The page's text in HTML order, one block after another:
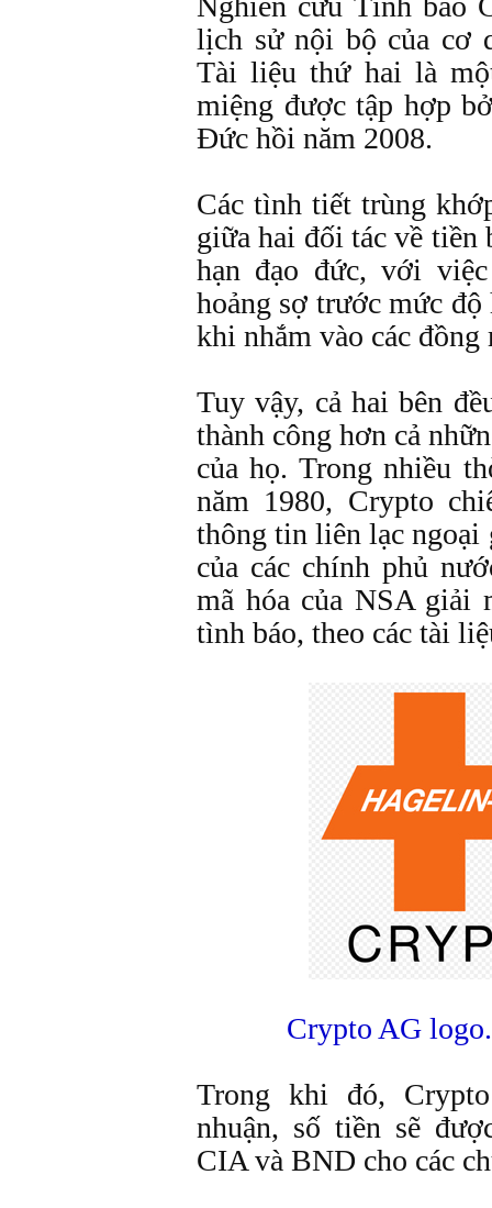
lịch sử nội bộ của cơ
Tài liệu thứ hai là
miệng được tập hợp
Đức hồi năm 2008.
Các tình tiết trùng
giữa hai đối tác về tiền
hạn đạo đức, với
hoảng sợ trước mức
khi nhắm vào các
Tuy vậy, cả hai bên
thành công hơn cả
của họ. Trong nhiều
năm 1980, Crypto
thông tin liên lạc ngoại
của các chính phủ
mã hóa của NSA giải
tình báo, theo các tài
Crypto AG
Trong khi đó,
nhuận, số tiền sẽ
CIA và BND cho các